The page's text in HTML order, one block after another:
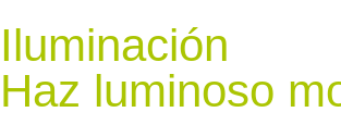
Iluminación
Haz luminoso